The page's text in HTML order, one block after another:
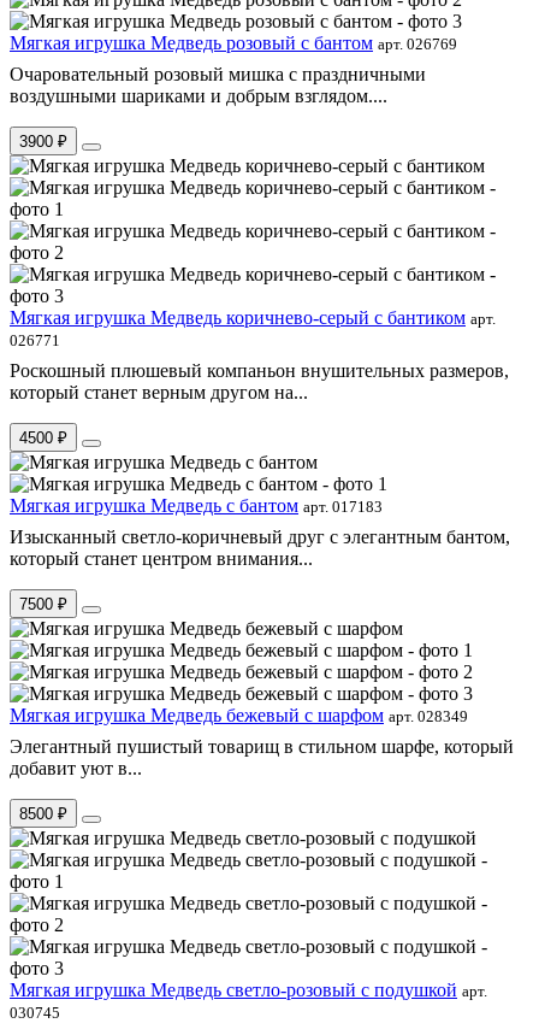
Мягкая игрушка Медведь розовый с бантом арт. 026769
Очаровательный розовый мишка с праздничными
воздушными шариками и добрым взглядом....
3900 ₽
Мягкая игрушка Медведь коричнево-серый с бантиком арт.
026771
Роскошный плюшевый компаньон внушительных размеров,
который станет верным другом на...
4500 ₽
Мягкая игрушка Медведь с бантом арт. 017183
Изысканный светло-коричневый друг с элегантным бантом,
который станет центром внимания...
7500 ₽
Мягкая игрушка Медведь бежевый с шарфом арт. 028349
Элегантный пушистый товарищ в стильном шарфе, который
добавит уют в...
8500 ₽
Мягкая игрушка Медведь светло-розовый с подушкой арт.
030745